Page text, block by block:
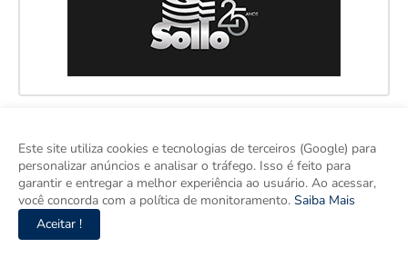
Este site utiliza cookies e tecnologias de terceiros (Google) para
personalizar anúncios e analisar o tráfego. Isso é feito para
garantir e entregar a melhor experiência ao usuário. Ao acessar,
você concorda com a política de monitoramento. Saiba Mais
Aceitar !